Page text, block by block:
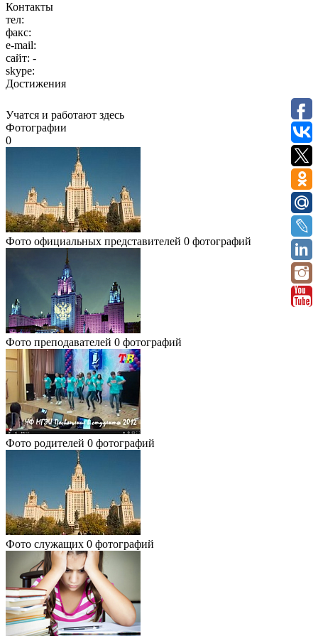
Контакты
тел:
факс:
e-mail:
сайт: -
skype:
Достижения
Учатся и работают здесь
Фотографии
0
Фото официальных представителей 0 фотографий
Фото преподавателей 0 фотографий
Фото родителей 0 фотографий
Фото служащих 0 фотографий